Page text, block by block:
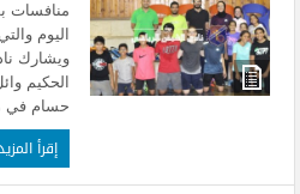
منافسات
اليوم
ويشارك
الحكيم
حسام في
إقرأ